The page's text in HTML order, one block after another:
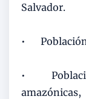
Salvador.
•
•